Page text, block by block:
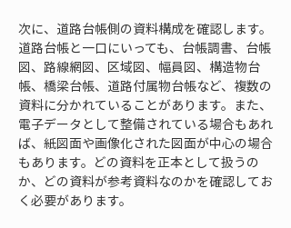
次に、道路台帳側の資料構成を確認します。
道路台帳と一口にいっても、台帳調書、台帳
図、路線網図、区域図、幅員図、構造物台
帳、橋梁台帳、道路付属物台帳など、複数の
資料に分かれていることがあります。また、
電子データとして整備されている場合もあれ
ば、紙図面や画像化された図面が中心の場合
もあります。どの資料を正本として扱うの
か、どの資料が参考資料なのかを確認してお
く必要があります。